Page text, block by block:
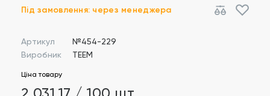
Під замовлення: через менеджера
Артикул
№454-229
Виробник
TEEM
Ціна товару